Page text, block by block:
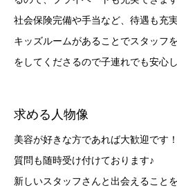
社会保険完備や手当など、待遇も充
キッズルームがあることでスタッフ
をしてくださるので子連れでも安心
求める人物像
美容が好きな方であれば大歓迎です！
質問も随時受け付けております♪
新しいスタッフさんと出会えること